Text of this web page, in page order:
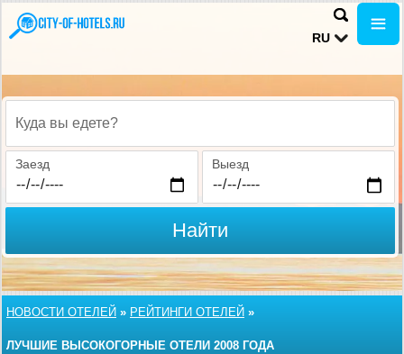
RU
Куда вы едете?
Заезд Выезд
Найти
НОВОСТИ ОТЕЛЕЙ » РЕЙТИНГИ ОТЕЛЕЙ »
ЛУЧШИЕ ВЫСОКОГОРНЫЕ ОТЕЛИ 2008 ГОДА